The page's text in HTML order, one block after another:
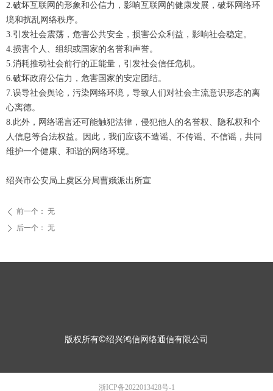
2.破坏互联网的形象和公信力，影响互联网的健康发展，破坏网络环
境和扰乱网络秩序。
3.引发社会震荡，危害公共安全，损害公众利益，影响社会稳定。
4.损害个人、组织或国家的名誉和声誉。
5.消耗推动社会前行的正能量，引发社会信任危机。
6.破坏政府公信力，危害国家的安定团结。
7.误导社会舆论，污染网络环境，导致人们对社会主流意识形态的离
心离德。
8.此外，网络谣言还可能触犯法律，侵犯他人的名誉权、隐私权和个
人信息等合法权益。因此，我们应该不造谣、不传谣、不信谣，共同
维护一个健康、和谐的网络环境。
绍兴市公安局上虞区分局曹娥派出所宣
ꄲ 后一个： 无
ꄴ 前一个： 无
版权所有©绍兴鸿信网络通信有限公司
浙ICP备2022013428号-1